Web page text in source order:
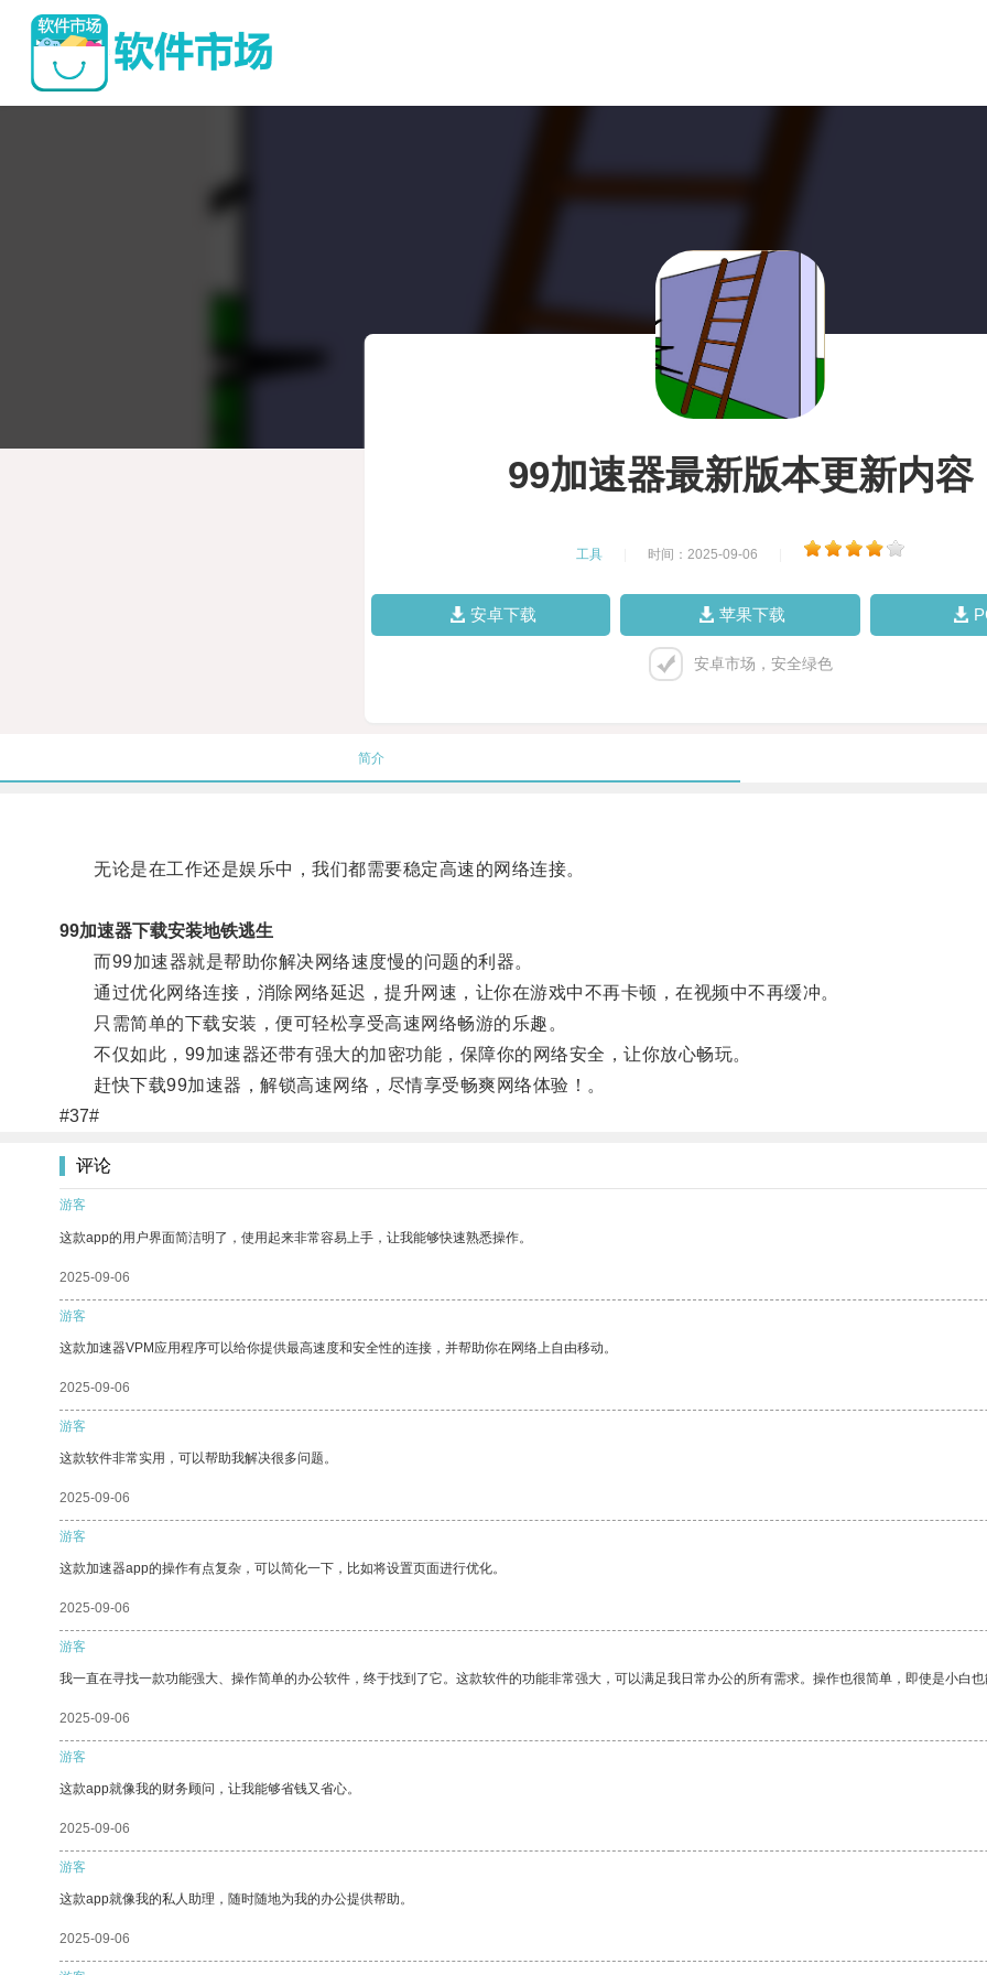
99加速器最新版本更新内容
工具 时间：2025-09-06
安卓下载 苹果下载
安卓市场，安全绿色
简介
无论是在工作还是娱乐中，我们都需要稳定高速的网络连接。
99加速器下载安装地铁逃生
而99加速器就是帮助你解决网络速度慢的问题的利器。
通过优化网络连接，消除网络延迟，提升网速，让你在游戏中不再卡顿，在视频中不再缓冲。
只需简单的下载安装，便可轻松享受高速网络畅游的乐趣。
不仅如此，99加速器还带有强大的加密功能，保障你的网络安全，让你放心畅玩。
赶快下载99加速器，解锁高速网络，尽情享受畅爽网络体验！。
#37#
评论
游客
这款app的用户界面简洁明了，使用起来非常容易上手，让我能够快速熟悉操作。
2025-09-06
游客
这款加速器VPM应用程序可以给你提供最高速度和安全性的连接，并帮助你在网络上自由移动。
2025-09-06
游客
这款软件非常实用，可以帮助我解决很多问题。
2025-09-06
游客
这款加速器app的操作有点复杂，可以简化一下，比如将设置页面进行优化。
2025-09-06
游客
我一直在寻找一款功能强大、操作简单的办公软件，终于找到了它。这款软件的功能非常强大，可以满足我日常办公的所有需求。操作也很简单，即使是小白也
2025-09-06
游客
这款app就像我的财务顾问，让我能够省钱又省心。
2025-09-06
游客
这款app就像我的私人助理，随时随地为我的办公提供帮助。
2025-09-06